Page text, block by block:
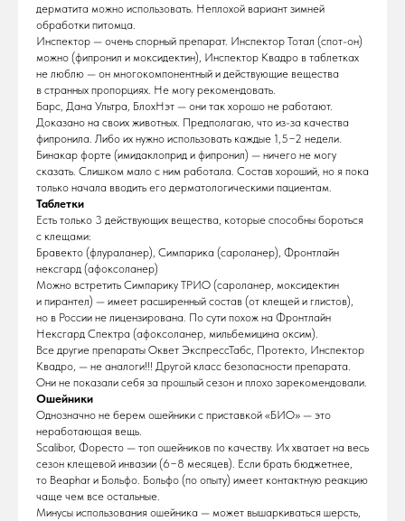
дерматита можно использовать. Неплохой вариант зимней
обработки питомца.
Инспектор — очень спорный препарат. Инспектор Тотал (спот-он)
можно (фипронил и моксидектин), Инспектор Квадро в таблетках
не люблю — он многокомпонентный и действующие вещества
в странных пропорциях. Не могу рекомендовать.
Барс, Дана Ультра, БлохНэт — они так хорошо не работают.
Доказано на своих животных. Предполагаю, что из-за качества
фипронила. Либо их нужно использовать каждые 1,5−2 недели.
Бинакар форте (имидаклоприд и фипронил) — ничего не могу
сказать. Слишком мало с ним работала. Состав хороший, но я пока
только начала вводить его дерматологическими пациентам.
Таблетки
Есть только 3 действующих вещества, которые способны бороться
с клещами:
Бравекто (флураланер), Симпарика (сароланер), Фронтлайн
нексгард (афоксоланер)
Можно встретить Симпарику ТРИО (сароланер, моксидектин
и пирантел) — имеет расширенный состав (от клещей и глистов),
но в России не лицензирована. По сути похож на Фронтлайн
Нексгард Спектра (афоксоланер, мильбемицина оксим).
Все другие препараты Оквет ЭкспрессТабс, Протекто, Инспектор
Квадро, — не аналоги!!! Другой класс безопасности препарата.
Они не показали себя за прошлый сезон и плохо зарекомендовали.
Ошейники
Однозначно не берем ошейники с приставкой «БИО» — это
неработающая вещь.
Scalibor, Форесто — топ ошейников по качеству. Их хватает на весь
сезон клещевой инвазии (6−8 месяцев). Если брать бюджетнее,
то Beaphar и Больфо. Больфо (по опыту) имеет контактную реакцию
чаще чем все остальные.
Минусы использования ошейника — может вышаркиваться шерсть,